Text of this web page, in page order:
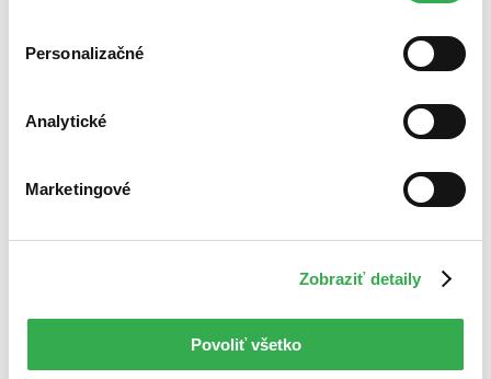
Personalizačné
Analytické
Marketingové
Zobraziť detaily
Povoliť všetko
Bestsellery
Najdrahšie
Najlacnejšie
vyhovujúci zadaným podmienkam.
Skúste prosím zmeniť vyhľadávaný výraz.